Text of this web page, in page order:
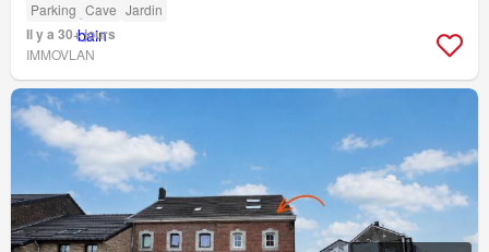
Parking Cave Jardin
Il y a 30+ jours
IMMOVLAN